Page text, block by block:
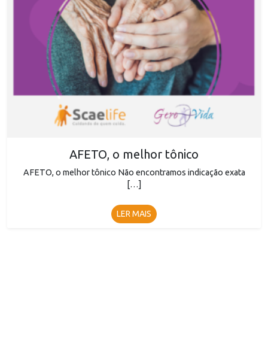
AFETO, o melhor tônico
AFETO, o melhor tônico Não encontramos indicação exata
[…]
LER MAIS